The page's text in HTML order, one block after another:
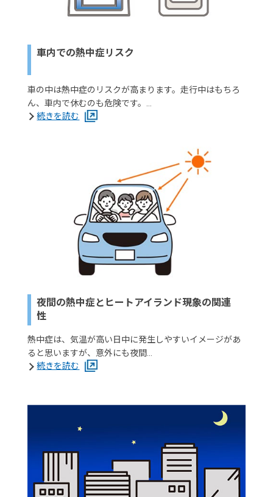
車内での熱中症リスク
車の中は熱中症のリスクが高まります。走行中はもちろ
ん、車内で休むのも危険です。…
続きを読む
夜間の熱中症とヒートアイランド現象の関連
性
熱中症は、気温が高い日中に発生しやすいイメージがあ
ると思いますが、意外にも夜間…
続きを読む